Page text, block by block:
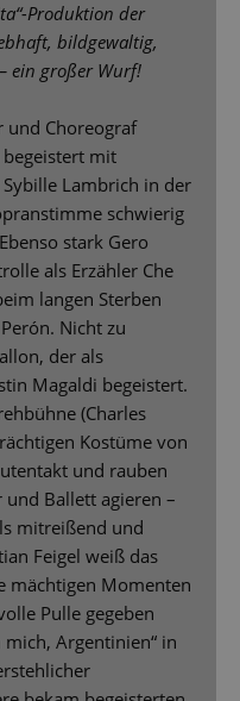
Produktion der
bildgewaltig,
ein großer Wurf!
und Choreograf
begeistert mit
Lambrich in der
schwierig
stark Gero
als Erzähler Che
langen Sterben
Nicht zu
der als
Magaldi begeistert.
(Charles
Kostüme von
und rauben
Ballett agieren –
mitreißend und
Feigel weiß das
mächtigen Momenten
Pulle gegeben
Argentinien“ in